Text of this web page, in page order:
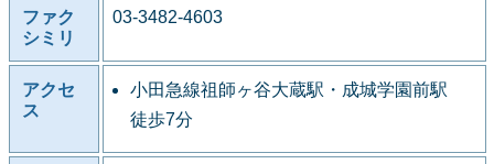
ファク
シミリ
03-3482-4603
アクセ
ス
小田急線祖師ヶ谷大蔵駅・成城学園前駅
徒歩7分